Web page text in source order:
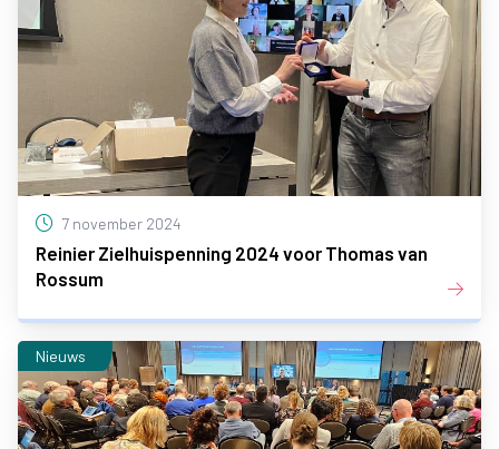
Reinier Zielhuispenning 2024 voor Thomas van
Rossum
7 november 2024
Nieuws